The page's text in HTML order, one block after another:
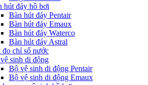
hút đáy hồ bơi
Bàn hút đáy Pentair
Bàn hút đáy Emaux
Bàn hút đáy Waterco
Bàn hút đáy Astral
đo chỉ số nước
sinh di động
Bộ vệ sinh di động Pentair
Bộ vệ sinh di động Emaux